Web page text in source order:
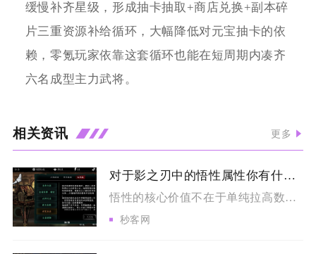
缓慢补齐星级，形成抽卡抽取+商店兑换+副本碎
片三重资源补给循环，大幅降低对元宝抽卡的依
赖，零氪玩家依靠这套循环也能在短周期内凑齐
六名成型主力武将。
相关资讯 更多
对于影之刃中的悟性属性你有什么独到的理解
悟性的核心价值不在于单纯拉高数值，而是作为心法装配的资源阈值...
秒客网